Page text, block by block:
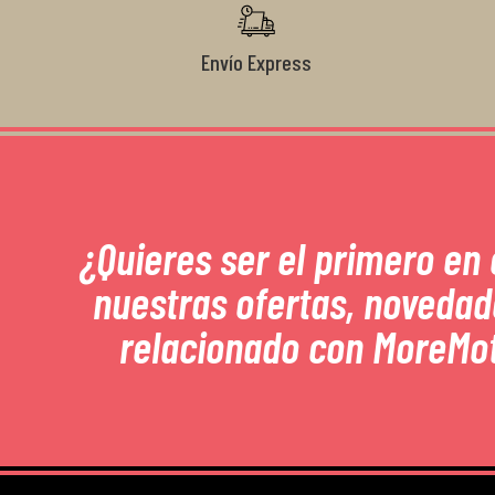
Envío Express
¿Quieres ser el primero
nuestras ofertas,
relacionado con